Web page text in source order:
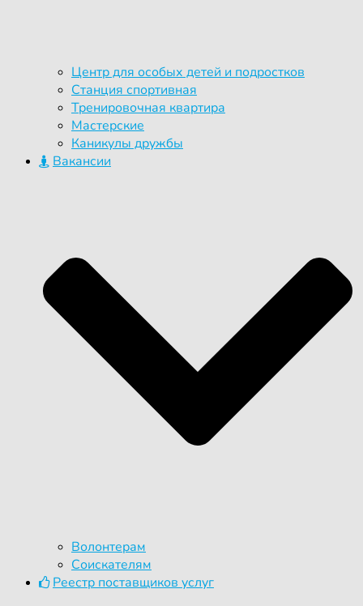
Центр для особых детей и подростков
Станция спортивная
Тренировочная квартира
Мастерские
Каникулы дружбы
Вакансии
Волонтерам
Соискателям
Реестр поставщиков услуг